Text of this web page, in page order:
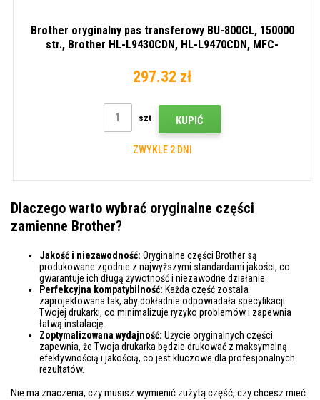
Brother oryginalny pas transferowy BU-800CL, 150000
str., Brother HL-L9430CDN, HL-L9470CDN, MFC-
297.32 zł
szt KUPIĆ
ZWYKLE 2 DNI
Dlaczego warto wybrać oryginalne części
zamienne Brother?
Jakość i niezawodność: Oryginalne części Brother są
produkowane zgodnie z najwyższymi standardami jakości, co
gwarantuje ich długą żywotność i niezawodne działanie.
Perfekcyjna kompatybilność: Każda część została
zaprojektowana tak, aby dokładnie odpowiadała specyfikacji
Twojej drukarki, co minimalizuje ryzyko problemów i zapewnia
łatwą instalację.
Zoptymalizowana wydajność: Użycie oryginalnych części
zapewnia, że Twoja drukarka będzie drukować z maksymalną
efektywnością i jakością, co jest kluczowe dla profesjonalnych
rezultatów.
Nie ma znaczenia, czy musisz wymienić zużytą część, czy chcesz mieć